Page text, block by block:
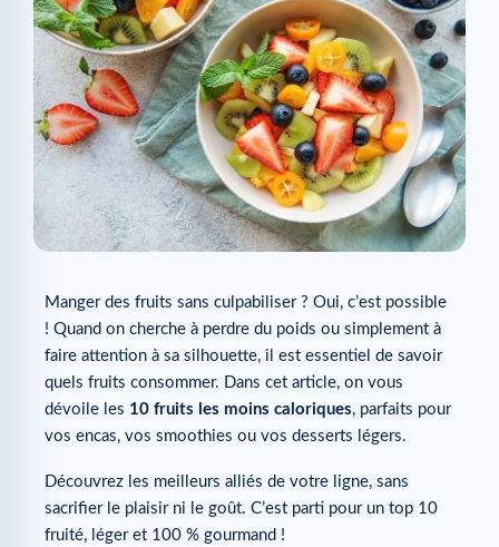
Manger des fruits sans culpabiliser ? Oui, c’est possible
! Quand on cherche à perdre du poids ou simplement à
faire attention à sa silhouette, il est essentiel de savoir
quels fruits consommer. Dans cet article, on vous
dévoile les 10 fruits les moins caloriques, parfaits pour
vos encas, vos smoothies ou vos desserts légers.
Découvrez les meilleurs alliés de votre ligne, sans
sacrifier le plaisir ni le goût. C’est parti pour un top 10
fruité, léger et 100 % gourmand !